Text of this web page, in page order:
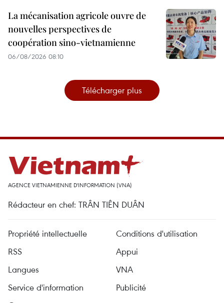
La mécanisation agricole ouvre de
nouvelles perspectives de
coopération sino-vietnamienne
06/08/2026 08:10
Télécharger plus
AGENCE VIETNAMIENNE D'INFORMATION (VNA)
Rédacteur en chef: TRÂN TIÊN DUÂN
Propriété intellectuelle
Conditions d'utilisation
RSS
Appui
Langues
VNA
Service d'information
Publicité